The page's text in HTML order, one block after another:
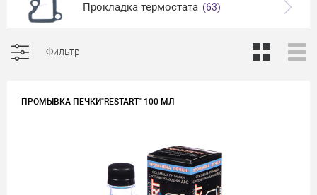
Прокладка термостата (63)
Фильтр
ПРОМЫВКА ПЕЧКИ"RESTART" 100 МЛ